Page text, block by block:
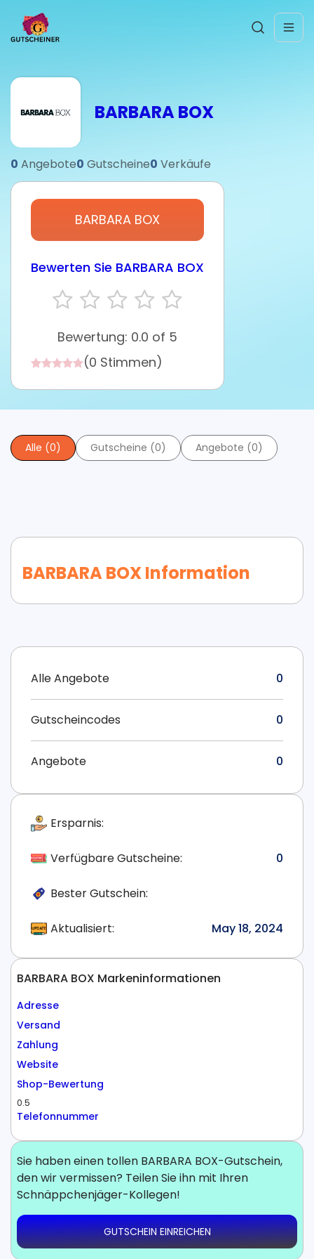
BARBARA BOX
0 Angebote0 Gutscheine0 Verkäufe
BARBARA BOX
Bewerten Sie BARBARA BOX
Bewertung: 0.0 of 5
(0 Stimmen)
Alle (0) Gutscheine (0) Angebote (0)
BARBARA BOX Information
Alle Angebote 0
Gutscheincodes 0
Angebote 0
Ersparnis:
Verfügbare Gutscheine: 0
Bester Gutschein:
Aktualisiert: May 18, 2024
BARBARA BOX Markeninformationen
Adresse
Versand
Zahlung
Website
Shop-Bewertung
0.5
Telefonnummer
Sie haben einen tollen BARBARA BOX-Gutschein,
den wir vermissen? Teilen Sie ihn mit Ihren
Schnäppchenjäger-Kollegen!
GUTSCHEIN EINREICHEN